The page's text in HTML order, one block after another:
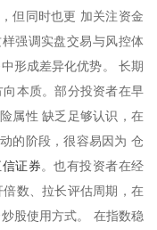
但同时也更 加关注资金
强调实盘交易与风控体
形成差异化优势。 长期
本质。部分投资者在早
属性 缺乏足够认识，在
的阶段，很容易因为 仓
证券。也有投资者在经
数、拉长评估周期，在
股使用方式。 在指数稳